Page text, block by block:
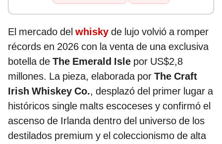
El mercado del whisky de lujo volvió a romper
récords en 2026 con la venta de una exclusiva
botella de The Emerald Isle por US$2,8
millones. La pieza, elaborada por The Craft
Irish Whiskey Co., desplazó del primer lugar a
históricos single malts escoceses y confirmó el
ascenso de Irlanda dentro del universo de los
destilados premium y el coleccionismo de alta